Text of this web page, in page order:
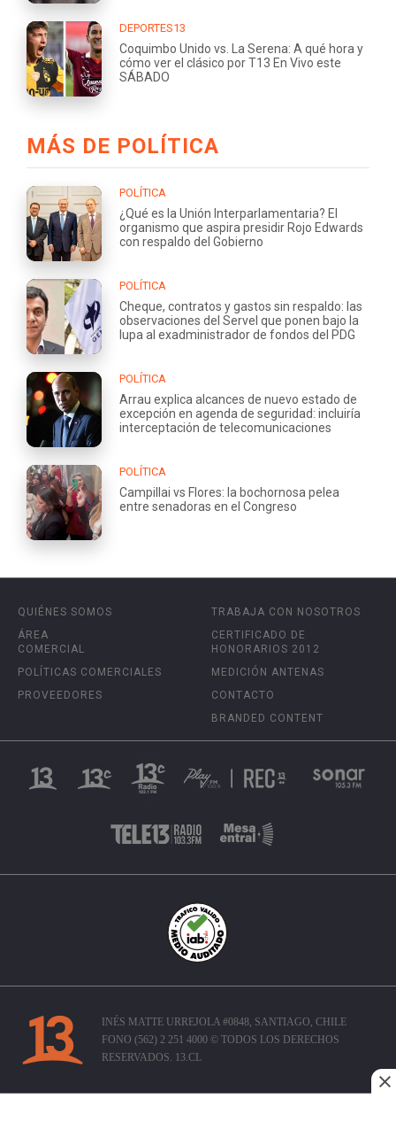
DEPORTES13
Coquimbo Unido vs. La Serena: A qué hora y
cómo ver el clásico por T13 En Vivo este
SÁBADO
MÁS DE POLÍTICA
POLÍTICA
¿Qué es la Unión Interparlamentaria? El
organismo que aspira presidir Rojo Edwards
con respaldo del Gobierno
POLÍTICA
Cheque, contratos y gastos sin respaldo: las
observaciones del Servel que ponen bajo la
lupa al exadministrador de fondos del PDG
POLÍTICA
Arrau explica alcances de nuevo estado de
excepción en agenda de seguridad: incluiría
interceptación de telecomunicaciones
POLÍTICA
Campillai vs Flores: la bochornosa pelea
entre senadoras en el Congreso
QUIÉNES SOMOS
ÁREA
COMERCIAL
POLÍTICAS COMERCIALES
PROVEEDORES
TRABAJA CON NOSOTROS
CERTIFICADO DE
HONORARIOS 2012
MEDICIÓN ANTENAS
CONTACTO
BRANDED CONTENT
INÉS MATTE URREJOLA #0848, SANTIAGO, CHILE
FONO (562) 2 251 4000 © TODOS LOS DERECHOS
RESERVADOS. 13.CL